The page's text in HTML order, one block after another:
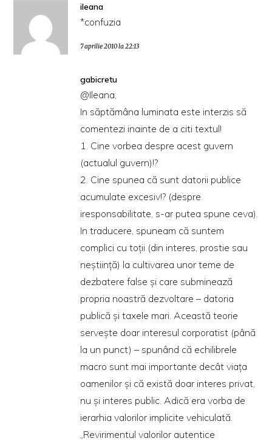
ileana
*confuzia
7 aprilie 2010 la 22:13
gabicretu
@Ileana,
In săptămâna luminata este interzis să
comentezi inainte de a citi textul!
1. Cine vorbea despre acest guvern
(actualul guvern)!?
2. Cine spunea că sunt datorii publice
acumulate excesiv!? (despre
iresponsabilitate, s-ar putea spune ceva).
In traducere, spuneam că suntem
complici cu toţii (din interes, prostie sau
neştiinţă) la cultivarea unor teme de
dezbatere false şi care subminează
propria noastră dezvoltare – datoria
publică şi taxele mari. Această teorie
serveşte doar interesul corporatist (până
la un punct) – spunând că echilibrele
macro sunt mai importante decât viaţa
oamenilor şi că există doar interes privat,
nu şi interes public. Adică era vorba de
ierarhia valorilor implicite vehiculată.
„Revirimentul valorilor autentice